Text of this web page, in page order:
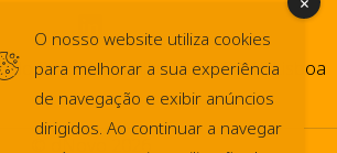
do Paço do Lumiar, 44 1600-546 Lisboa
© dNovo 2026
O nosso website utiliza cookies
para melhorar a sua experiência
de navegação e exibir anúncios
dirigidos. Ao continuar a navegar